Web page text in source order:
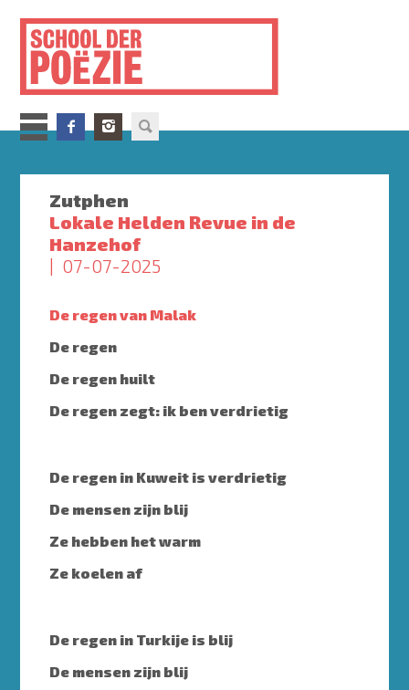
inhoud
gaan
Zutphen
Lokale Helden Revue in de
Hanzehof
07-07-2025
De regen van Malak
De regen
De regen huilt
De regen zegt: ik ben verdrietig
De regen in Kuweit is verdrietig
De mensen zijn blij
Ze hebben het warm
Ze koelen af
De regen in Turkije is blij
De mensen zijn blij